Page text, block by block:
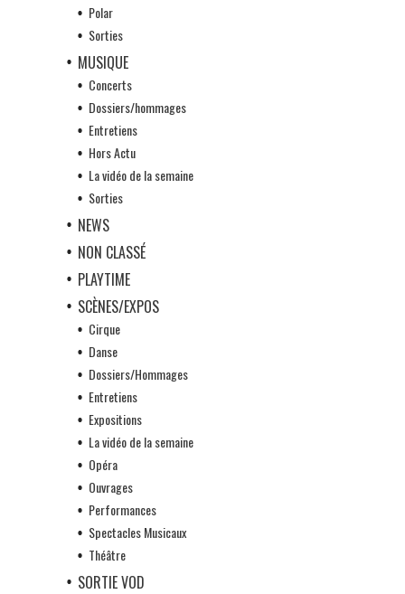
Polar
Sorties
MUSIQUE
Concerts
Dossiers/hommages
Entretiens
Hors Actu
La vidéo de la semaine
Sorties
NEWS
NON CLASSÉ
PLAYTIME
SCÈNES/EXPOS
Cirque
Danse
Dossiers/Hommages
Entretiens
Expositions
La vidéo de la semaine
Opéra
Ouvrages
Performances
Spectacles Musicaux
Théâtre
SORTIE VOD